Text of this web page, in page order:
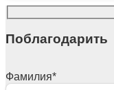
Поблагодарить
Фамилия*